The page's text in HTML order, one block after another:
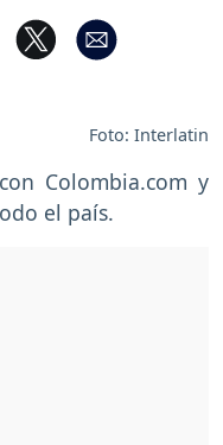
Foto: Interlatin
Colombia.com y
el país.